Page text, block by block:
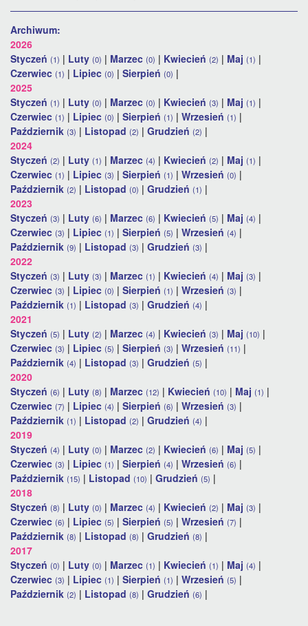
Archiwum:
2026
Styczeń (1) | Luty (0) | Marzec (0) | Kwiecień (2) | Maj (1) |
Czerwiec (1) | Lipiec (0) | Sierpień (0) |
2025
Styczeń (1) | Luty (0) | Marzec (0) | Kwiecień (3) | Maj (1) |
Czerwiec (1) | Lipiec (0) | Sierpień (1) | Wrzesień (1) |
Październik (3) | Listopad (2) | Grudzień (2) |
2024
Styczeń (2) | Luty (1) | Marzec (4) | Kwiecień (2) | Maj (1) |
Czerwiec (1) | Lipiec (3) | Sierpień (1) | Wrzesień (0) |
Październik (2) | Listopad (0) | Grudzień (1) |
2023
Styczeń (3) | Luty (6) | Marzec (6) | Kwiecień (5) | Maj (4) |
Czerwiec (3) | Lipiec (1) | Sierpień (5) | Wrzesień (4) |
Październik (9) | Listopad (3) | Grudzień (3) |
2022
Styczeń (3) | Luty (3) | Marzec (1) | Kwiecień (4) | Maj (3) |
Czerwiec (3) | Lipiec (0) | Sierpień (1) | Wrzesień (3) |
Październik (1) | Listopad (3) | Grudzień (4) |
2021
Styczeń (5) | Luty (2) | Marzec (4) | Kwiecień (3) | Maj (10) |
Czerwiec (3) | Lipiec (5) | Sierpień (3) | Wrzesień (11) |
Październik (4) | Listopad (3) | Grudzień (5) |
2020
Styczeń (6) | Luty (8) | Marzec (12) | Kwiecień (10) | Maj (1) |
Czerwiec (7) | Lipiec (4) | Sierpień (6) | Wrzesień (3) |
Październik (1) | Listopad (2) | Grudzień (4) |
2019
Styczeń (4) | Luty (0) | Marzec (2) | Kwiecień (6) | Maj (5) |
Czerwiec (3) | Lipiec (1) | Sierpień (4) | Wrzesień (6) |
Październik (15) | Listopad (10) | Grudzień (5) |
2018
Styczeń (8) | Luty (0) | Marzec (4) | Kwiecień (2) | Maj (3) |
Czerwiec (6) | Lipiec (5) | Sierpień (5) | Wrzesień (7) |
Październik (8) | Listopad (8) | Grudzień (8) |
2017
Styczeń (0) | Luty (0) | Marzec (1) | Kwiecień (1) | Maj (4) |
Czerwiec (3) | Lipiec (1) | Sierpień (1) | Wrzesień (5) |
Październik (2) | Listopad (8) | Grudzień (6) |